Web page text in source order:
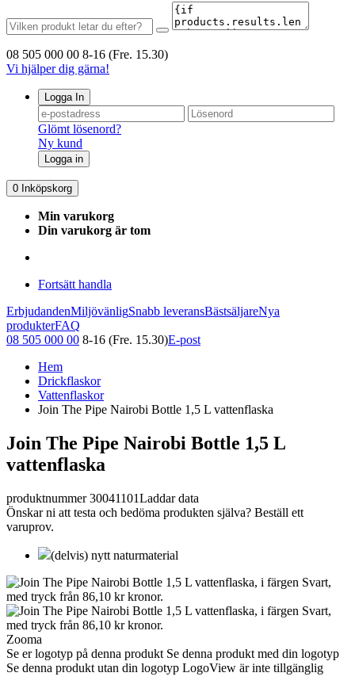
08 505 000 00 8-16 (Fre. 15.30)
Vi hjälper dig gärna!
Logga In
Glömt lösenord?
Ny kund
Logga in
0 Inköpskorg
Min varukorg
Din varukorg är tom
Fortsätt handla
ErbjudandenMiljövänligSnabb leveransBästsäljareNya
produkterFAQ
08 505 000 00 8-16 (Fre. 15.30)E-post
Hem
Drickflaskor
Vattenflaskor
Join The Pipe Nairobi Bottle 1,5 L vattenflaska
Join The Pipe Nairobi Bottle 1,5 L
vattenflaska
produktnummer 30041101Laddar data
Önskar ni att testa och bedöma produkten själva? Beställ ett
varuprov.
(delvis) nytt naturmaterial
Zooma
Se er logotyp på denna produkt Se denna produkt med din logotyp
Se denna produkt utan din logotyp LogoView är inte tillgänglig